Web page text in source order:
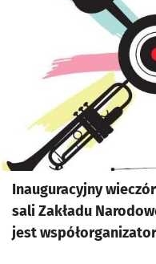
Inauguracyjny
sali Zakładu
jest